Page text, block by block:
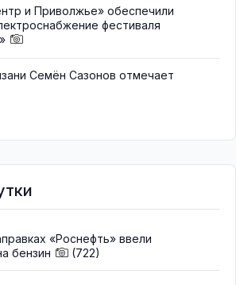
и Приволжье» обеспечили
фестиваля
Семён Сазонов отмечает
«Роснефть» ввели
бензин
(722)